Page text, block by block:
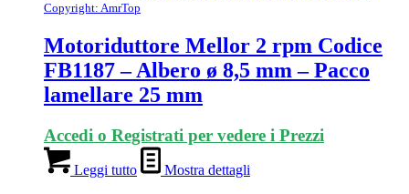
Copyright: AmrTop
Motoriduttore Mellor 2 rpm Codice
FB1187 – Albero ø 8,5 mm – Pacco
lamellare 25 mm
Accedi o Registrati per vedere i Prezzi
Leggi tutto Mostra dettagli